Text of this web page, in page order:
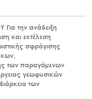
την ανάδειξη
και εκτέλεση
σφράγισης
των παραγόμενων
γεωφυσικών
των